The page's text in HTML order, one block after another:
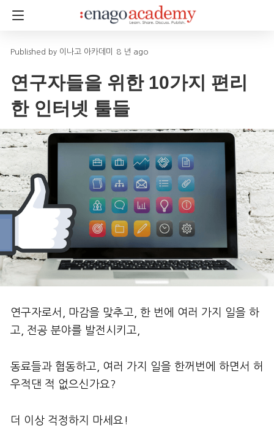
이나고 아카데미 8 년 ago
연구자들을 위한 10가지 편리
한 인터넷 툴들
연구자로서, 마감을 맞추고, 한 번에 여러 가지 일을 하
고, 전공 분야를 발전시키고,
동료들과 협동하고, 여러 가지 일을 한꺼번에 하면서 허
우적댄 적 없으신가요?
더 이상 걱정하지 마세요!